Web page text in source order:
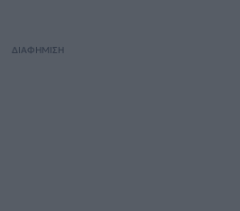
ΔΙΑΦΗΜΙΣΗ